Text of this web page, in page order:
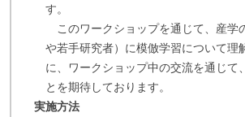
す。
このワークショップを通じて、産学
や若手研究者）に模倣学習について理
に、ワークショップ中の交流を通じて
とを期待しております。
実施方法